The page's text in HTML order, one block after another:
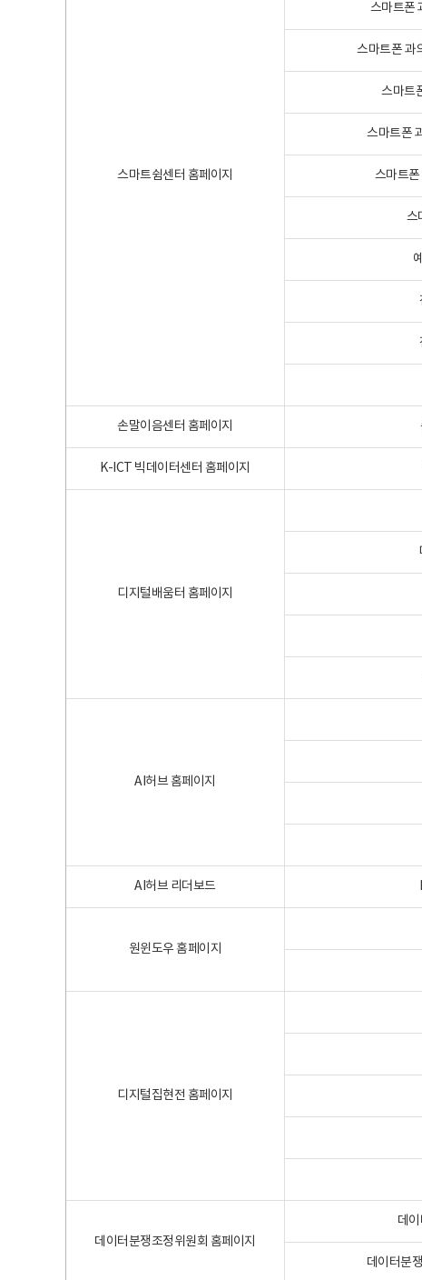
스마트쉼센터 홈페이지
스마트폰
스마트폰 과
스마트
스마트폰
스마트
스
손말이음센터 홈페이지
K-ICT 빅데이터센터 홈페이지
디지털배움터 홈페이지
AI허브 홈페이지
AI허브 리더보드
원윈도우 홈페이지
디지털집현전 홈페이지
데이터분쟁조정위원회 홈페이지
데
데이터분